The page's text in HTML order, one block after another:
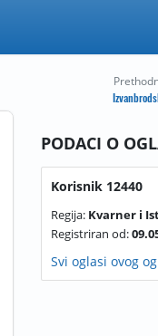
PODACI O
Korisnik 12440
Regija: Kvarner i
Registriran od:
Svi oglasi ovog